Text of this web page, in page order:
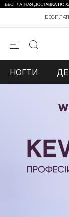
НОГТИ